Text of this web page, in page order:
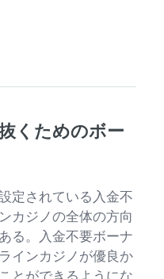
くためのボー
定されている入金不
カジノの全体の方向
る。入金不要ボーナ
インカジノが優良か
とができるようにな